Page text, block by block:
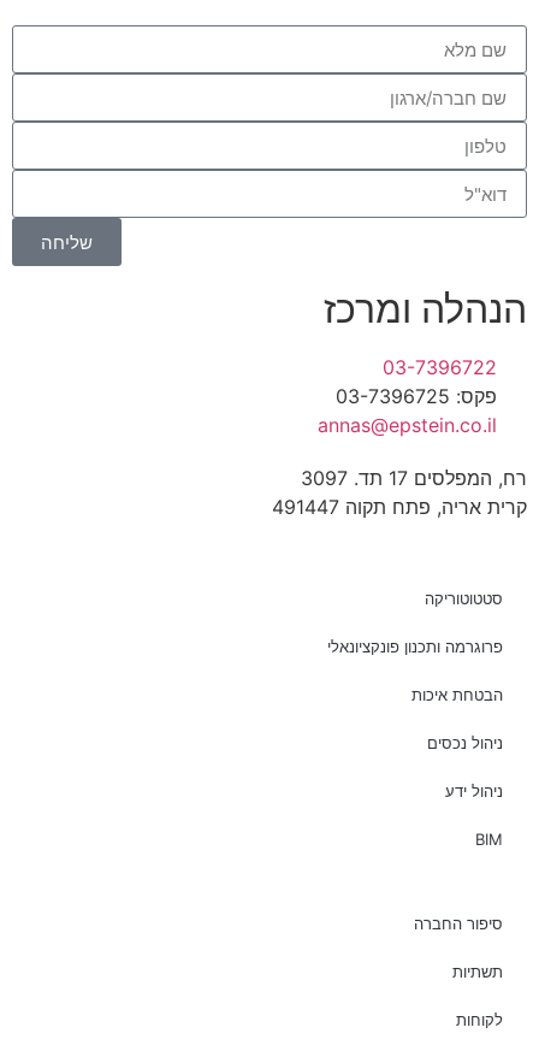
שליחה
הנהלה ומרכז
03-7396722
פקס: 03-7396725
annas@epstein.co.il
רח, המפלסים 17 תד. 3097
קרית אריה, פתח תקוה 491447
סטטוטוריקה
פרוגרמה ותכנון פונקציונאלי
הבטחת איכות
ניהול נכסים
ניהול ידע
BIM
סיפור החברה
תשתיות
לקוחות